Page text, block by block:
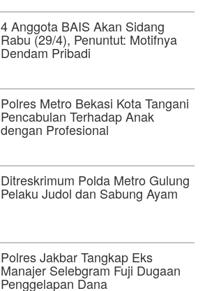
4 Anggota BAIS Akan Sidang
Rabu (29/4), Penuntut: Motifnya
Dendam Pribadi
Polres Metro Bekasi Kota Tangani
Pencabulan Terhadap Anak
dengan Profesional
Ditreskrimum Polda Metro Gulung
Pelaku Judol dan Sabung Ayam
Polres Jakbar Tangkap Eks
Manajer Selebgram Fuji Dugaan
Penggelapan Dana